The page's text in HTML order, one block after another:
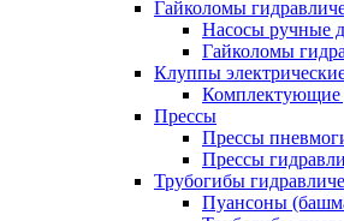
Гайколомы
Насосы ручные
Гайколомы
Клуппы
Комплектующие
Прессы
Прессы
Прессы
Трубогибы
Пуансоны